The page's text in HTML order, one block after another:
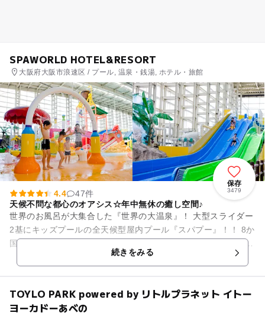
SPAWORLD HOTEL&RESORT
大阪府大阪市浪速区 / プール, 温泉・銭湯, ホテル・旅館
保存
3479
4.4
47件
天候不問な都心のオアシス☆年中無休の癒し空間♪
世界のお風呂が大集合した『世界の大温泉』！ 大型スライダー
2基にキッズプールの全天候型屋内プール『スパプー』！！ 8か
国をモチーフとした岩盤浴の『世界の大岩盤浴』！！！ 他にも
続きをみる
TOYLO PARK powered by リトルプラネット イトー
ヨーカドーあべの